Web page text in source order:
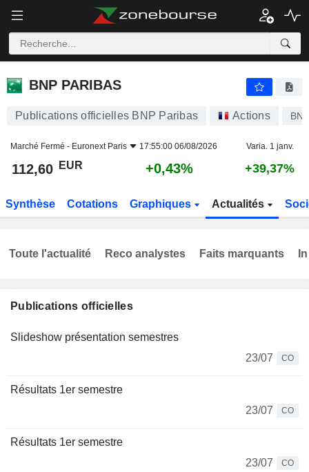
BNP PARIBAS
BNP PARIBAS
Publications officielles BNP Paribas Actions
Marché Fermé - Euronext Paris 17:55:00 06/08/2026 Varia. 1 janv.
112,60 EUR +0,43% +39,37%
Synthèse Cotations Graphiques Actualités
Publications officielles
Slideshow présentation semestres
23/07
CO
Résultats 1er semestre
23/07
CO
Résultats 1er semestre
23/07
CO
Toute l'actualité Reco analystes Faits marquants